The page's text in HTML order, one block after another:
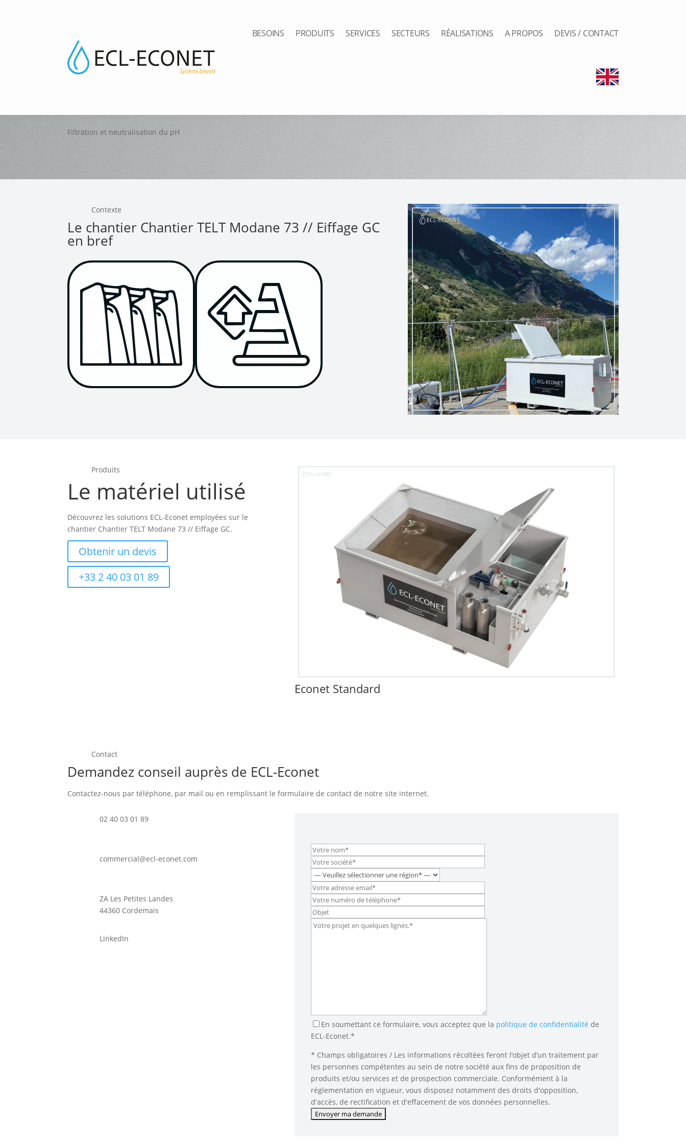
BESOINS PRODUITS SERVICES SECTEURS RÉALISATIONS A PROPOS DEVIS / CONTACT
Filtration et neutralisation du pH
Contexte
Le chantier Chantier TELT Modane 73 // Eiffage GC
en bref
Produits
Le matériel utilisé
Découvrez les solutions ECL-Econet employées sur le
chantier Chantier TELT Modane 73 // Eiffage GC.
Obtenir un devis
+33 2 40 03 01 89
Econet Standard
Contact
Demandez conseil auprès de ECL-Econet
Contactez-nous par téléphone, par mail ou en remplissant le formulaire de contact de notre site internet.
02 40 03 01 89
commercial@ecl-econet.com
ZA Les Petites Landes
44360 Cordemais
LinkedIn
En soumettant ce formulaire, vous acceptez que la politique de confidentialité de
ECL-Econet.*
* Champs obligatoires / Les informations récoltées feront l’objet d’un traitement par
les personnes compétentes au sein de notre société aux fins de proposition de
produits et/ou services et de prospection commerciale. Conformément à la
réglementation en vigueur, vous disposez notamment des droits d'opposition,
d'accès, de rectification et d'effacement de vos données personnelles.